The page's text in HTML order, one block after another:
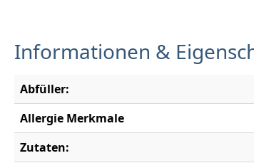
Informationen &
Abfüller:
Allergie Merkmale
Zutaten: